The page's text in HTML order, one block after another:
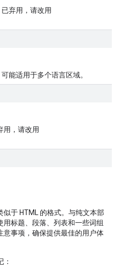
弃用，请改用
能适用于多个语言区域。
用，请改用
于 HTML 的格式。与纯文本部
标题、段落、列表和一些词组
事项，确保提供最佳的用户体
：